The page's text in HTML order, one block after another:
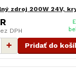
zdroj 200W 24V,
DPH
Pridať do